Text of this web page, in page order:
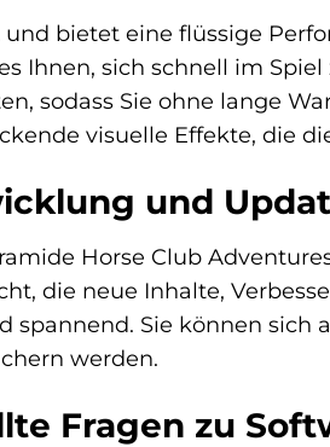
bietet eine flüssige
Ihnen, sich schnell im
sodass Sie ohne lange
visuelle Effekte, die
und
Horse Club
die neue Inhalte,
spannend. Sie können
werden.
Fragen zu